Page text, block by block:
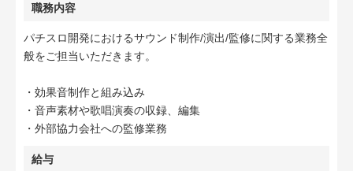
職務内容
パチスロ開発におけるサウンド制作/演出/監修に関する業務全
般をご担当いただきます。
・効果音制作と組み込み
・音声素材や歌唱演奏の収録、編集
・外部協力会社への監修業務
給与